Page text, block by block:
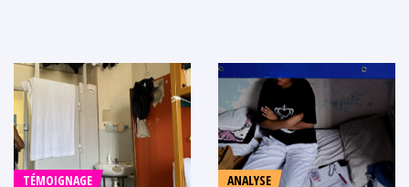
TÉMOIGNAGE ANALYSE